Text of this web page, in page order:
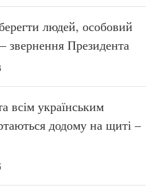
людей, особовий
звернення Президента
всім українським
додому на щиті –